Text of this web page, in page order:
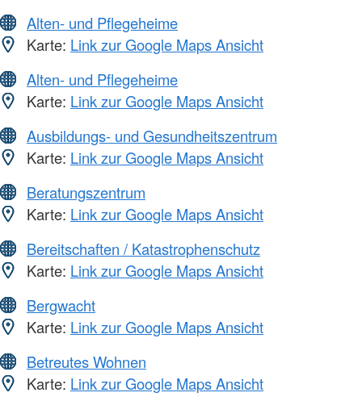
Alten- und Pflegeheime
Karte: Link zur Google Maps Ansicht
Alten- und Pflegeheime
Karte: Link zur Google Maps Ansicht
Ausbildungs- und Gesundheitszentrum
Karte: Link zur Google Maps Ansicht
Beratungszentrum
Karte: Link zur Google Maps Ansicht
Bereitschaften / Katastrophenschutz
Karte: Link zur Google Maps Ansicht
Bergwacht
Karte: Link zur Google Maps Ansicht
Betreutes Wohnen
Karte: Link zur Google Maps Ansicht